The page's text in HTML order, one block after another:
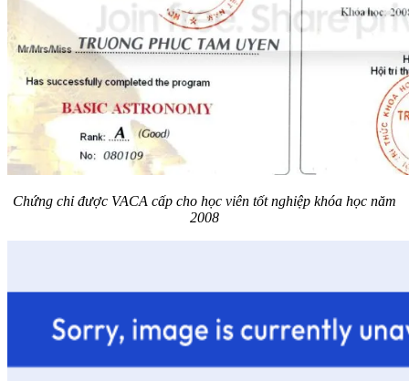
Chứng chỉ được VACA cấp cho học viên tốt nghiệp khóa học năm
2008